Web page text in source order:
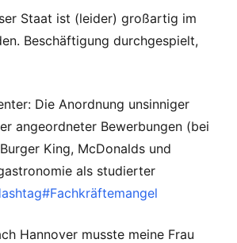
Staat ist (leider) großartig im
Beschäftigung durchgespielt,
Die Anordnung unsinniger
angeordneter Bewerbungen (bei
King, McDonalds und
als studierter
Hannover musste meine Frau